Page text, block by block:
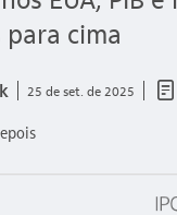
cima
25 de set. de 2025 documento_outline